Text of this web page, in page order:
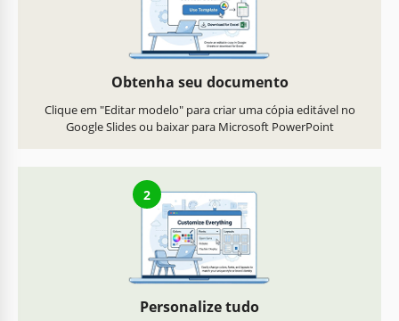
Obtenha seu documento
Clique em "Editar modelo" para criar uma cópia editável no
Google Slides ou baixar para Microsoft PowerPoint
2
Personalize tudo